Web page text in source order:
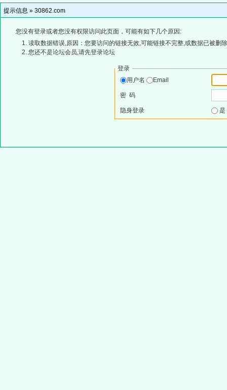
提示信息 » 30862.com
您没有登录或者您没有权限访问此页面，可能有如下几个原因:
读取数据错误,原因：您要访问的链接无效,可能链接不完整,或数据已被删
您还不是论坛会员,请先登录论坛
登录
用户名
Email
密 码
隐身登录